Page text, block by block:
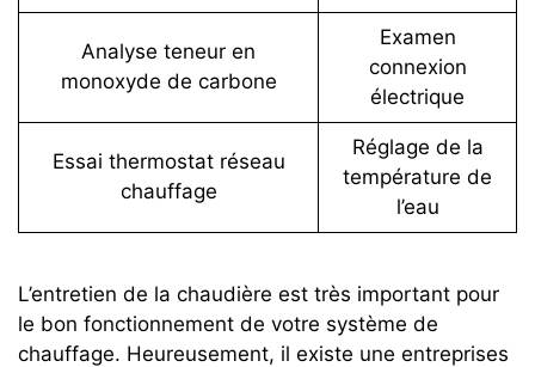
Analyse teneur en
monoxyde de carbone
Examen
connexion
électrique
Essai thermostat réseau
chauffage
Réglage de la
température de
l’eau
L’entretien de la chaudière est très important pour
le bon fonctionnement de votre système de
chauffage. Heureusement, il existe une entreprises